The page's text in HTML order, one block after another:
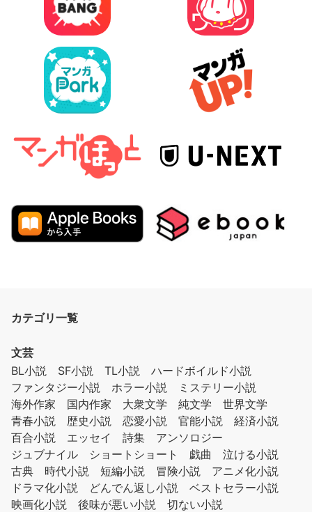
カテゴリ一覧
文芸
BL小説
SF小説 TL小説
ハードボイルド小説
ファンタジー小説
ホラー小説
ミステリー小説
海外作家
国内作家 大衆文学 純文学
世界文学
青春小説
歴史小説 恋愛小説 官能小説
経済小説
百合小説
エッセイ 詩集
アンソロジー
ジュブナイル
ショートショート 戯曲
泣ける小説
古典
時代小説 短編小説 冒険小説
アニメ化小説
ドラマ化小説
どんでん返し小説
ベストセラー小説
映画化小説
後味が悪い小説
切ない小説